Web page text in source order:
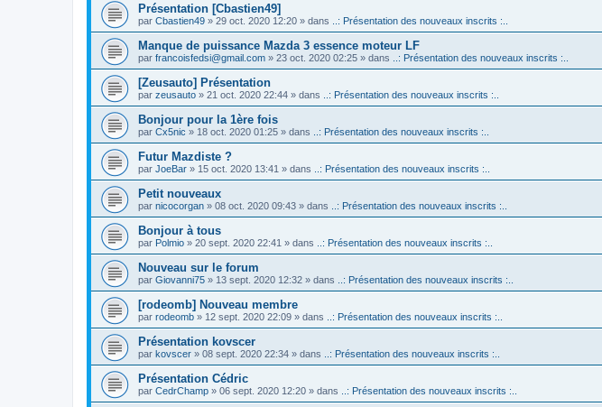
Présentation [Cbastien49]
par Cbastien49 » 29 oct. 2020 12:20 » dans ..: Présentation des nouveaux inscrits :..
Manque de puissance Mazda 3 essence moteur LF
par francoisfedsi@gmail.com » 23 oct. 2020 02:25 » dans ..: Présentation des nouveaux inscrits :..
[Zeusauto] Présentation
par zeusauto » 21 oct. 2020 22:44 » dans ..: Présentation des nouveaux inscrits :..
Bonjour pour la 1ère fois
par Cx5nic » 18 oct. 2020 01:25 » dans ..: Présentation des nouveaux inscrits :..
Futur Mazdiste ?
par JoeBar » 15 oct. 2020 13:41 » dans ..: Présentation des nouveaux inscrits :..
Petit nouveaux
par nicocorgan » 08 oct. 2020 09:43 » dans ..: Présentation des nouveaux inscrits :..
Bonjour à tous
par Polmio » 20 sept. 2020 22:41 » dans ..: Présentation des nouveaux inscrits :..
Nouveau sur le forum
par Giovanni75 » 13 sept. 2020 12:32 » dans ..: Présentation des nouveaux inscrits :..
[rodeomb] Nouveau membre
par rodeomb » 12 sept. 2020 22:09 » dans ..: Présentation des nouveaux inscrits :..
Présentation kovscer
par kovscer » 08 sept. 2020 22:34 » dans ..: Présentation des nouveaux inscrits :..
Présentation Cédric
par CedrChamp » 06 sept. 2020 12:20 » dans ..: Présentation des nouveaux inscrits :..